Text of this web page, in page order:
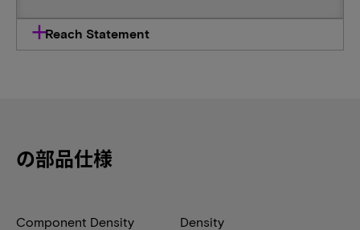
Reach Statement
の部品仕様
Component Density Density